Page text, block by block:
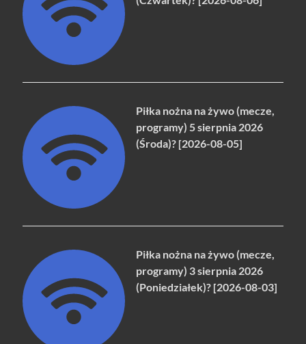
Piłka nożna na żywo (mecze,
programy) 5 sierpnia 2026
(Środa)? [2026-08-05]
Piłka nożna na żywo (mecze,
programy) 3 sierpnia 2026
(Poniedziałek)? [2026-08-03]